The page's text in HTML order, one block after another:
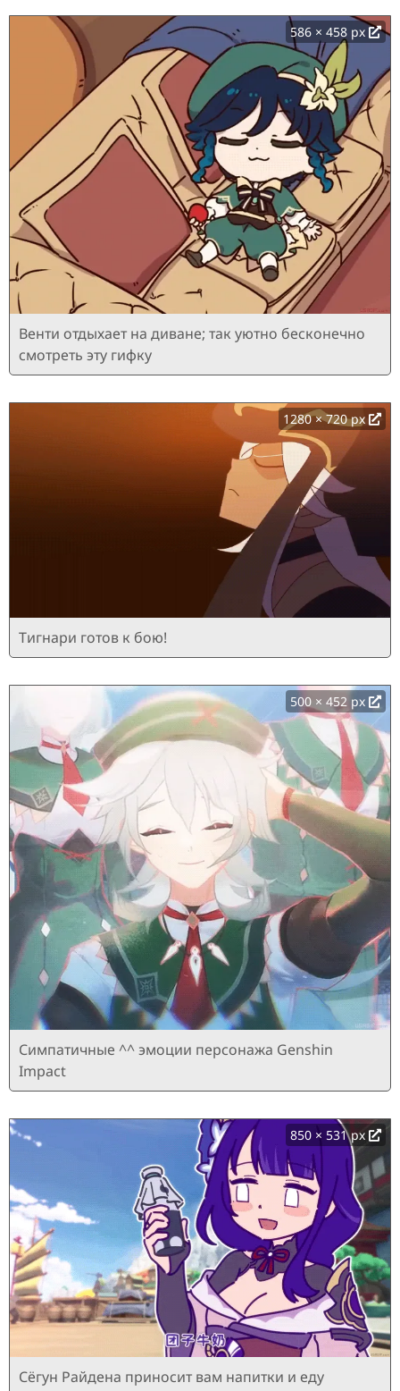
586 × 458 px
Венти отдыхает на диване; так уютно бесконечно
смотреть эту гифку
1280 × 720 px
Тигнари готов к бою!
500 × 452 px
Симпатичные ^^ эмоции персонажа Genshin
Impact
850 × 531 px
Сёгун Райдена приносит вам напитки и еду